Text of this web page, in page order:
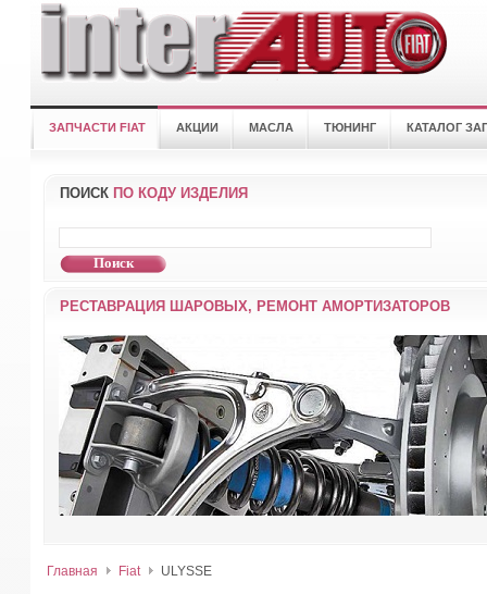
ЗАПЧАСТИ FIAT АКЦИИ МАСЛА ТЮНИНГ КАТАЛОГ
ПОИСК ПО КОДУ ИЗДЕЛИЯ
РЕСТАВРАЦИЯ ШАРОВЫХ, РЕМОНТ АМОРТИЗАТОРОВ
Главная Fiat ULYSSE